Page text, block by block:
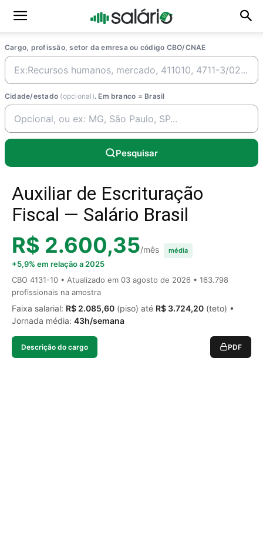
Cargo, profissão, setor da emresa ou código CBO/CNAE
Cidade/estado (opcional). Em branco = Brasil
Pesquisar
Auxiliar de Escrituração
Fiscal — Salário Brasil
R$ 2.600,35/mês média
+5,9% em relação a 2025
CBO 4131-10 • Atualizado em 03 agosto de 2026 • 163.798
profissionais na amostra
Faixa salarial: R$ 2.085,60 (piso) até R$ 3.724,20 (teto) •
Jornada média: 43h/semana
Descrição do cargo PDF